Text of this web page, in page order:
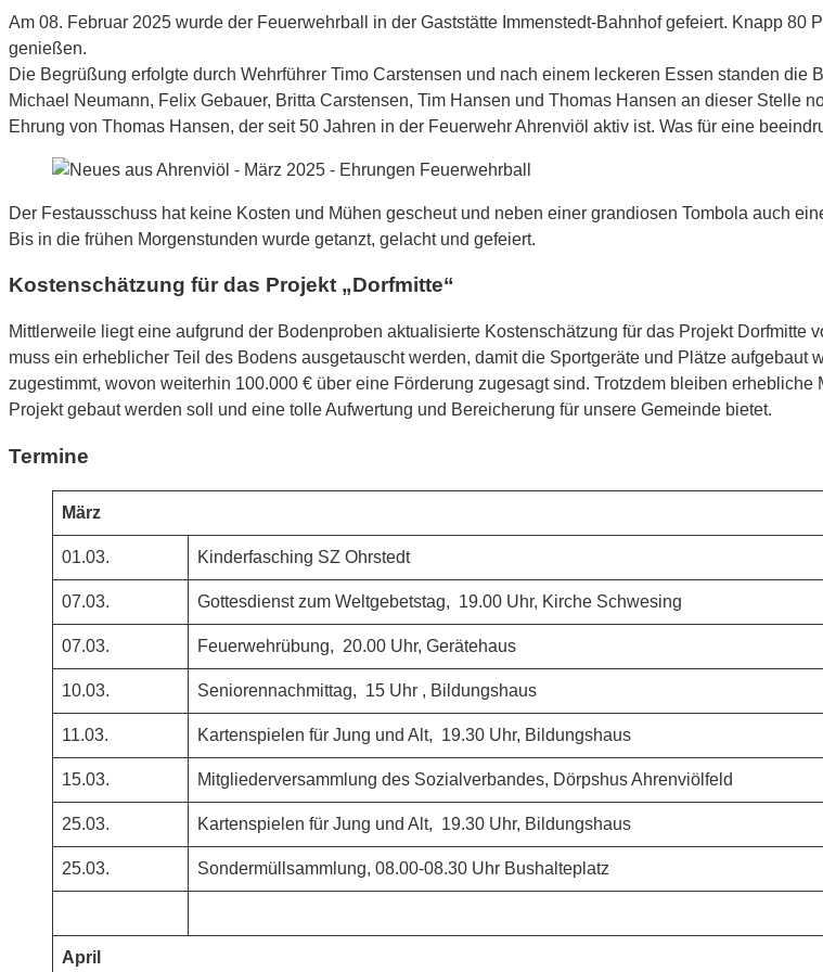
Am 08. Februar 2025 wurde der Feuerwehrball in der Gaststätte Immenstedt-Bahnhof gefeiert. Knapp
genießen.
Die Begrüßung erfolgte durch Wehrführer Timo Carstensen und nach einem leckeren Essen standen
Michael Neumann, Felix Gebauer, Britta Carstensen, Tim Hansen und Thomas Hansen an dieser Stelle
Ehrung von Thomas Hansen, der seit 50 Jahren in der Feuerwehr Ahrenviöl aktiv ist. Was für eine
Der Festausschuss hat keine Kosten und Mühen gescheut und neben einer grandiosen Tombola auch
Bis in die frühen Morgenstunden wurde getanzt, gelacht und gefeiert.
Kostenschätzung für das Projekt „Dorfmitte“
Mittlerweile liegt eine aufgrund der Bodenproben aktualisierte Kostenschätzung für das Projekt
muss ein erheblicher Teil des Bodens ausgetauscht werden, damit die Sportgeräte und Plätze
zugestimmt, wovon weiterhin 100.000 € über eine Förderung zugesagt sind. Trotzdem bleiben
Projekt gebaut werden soll und eine tolle Aufwertung und Bereicherung für unsere Gemeinde bietet.
Termine
März
01.03. Kinderfasching SZ Ohrstedt
07.03. Gottesdienst zum Weltgebetstag, 19.00 Uhr, Kirche Schwesing
07.03. Feuerwehrübung, 20.00 Uhr, Gerätehaus
10.03. Seniorennachmittag, 15 Uhr , Bildungshaus
11.03. Kartenspielen für Jung und Alt, 19.30 Uhr, Bildungshaus
15.03. Mitgliederversammlung des Sozialverbandes, Dörpshus Ahrenviölfeld
25.03. Kartenspielen für Jung und Alt, 19.30 Uhr, Bildungshaus
25.03. Sondermüllsammlung, 08.00-08.30 Uhr Bushalteplatz
April